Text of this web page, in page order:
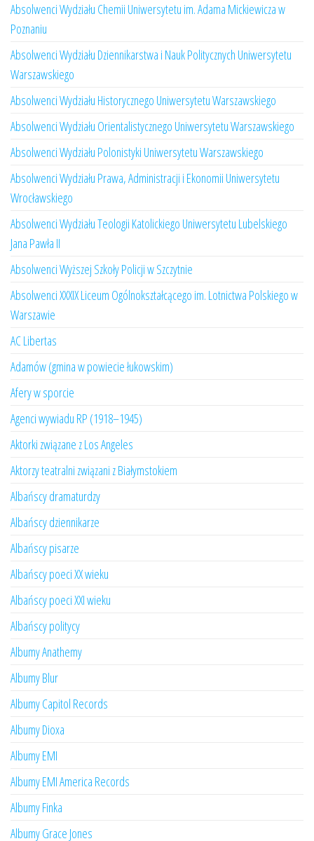
Absolwenci Wydziału Chemii Uniwersytetu im. Adama Mickiewicza w
Poznaniu
Absolwenci Wydziału Dziennikarstwa i Nauk Politycznych Uniwersytetu
Warszawskiego
Absolwenci Wydziału Historycznego Uniwersytetu Warszawskiego
Absolwenci Wydziału Orientalistycznego Uniwersytetu Warszawskiego
Absolwenci Wydziału Polonistyki Uniwersytetu Warszawskiego
Absolwenci Wydziału Prawa, Administracji i Ekonomii Uniwersytetu
Wrocławskiego
Absolwenci Wydziału Teologii Katolickiego Uniwersytetu Lubelskiego
Jana Pawła II
Absolwenci Wyższej Szkoły Policji w Szczytnie
Absolwenci XXXIX Liceum Ogólnokształcącego im. Lotnictwa Polskiego w
Warszawie
AC Libertas
Adamów (gmina w powiecie łukowskim)
Afery w sporcie
Agenci wywiadu RP (1918–1945)
Aktorki związane z Los Angeles
Aktorzy teatralni związani z Białymstokiem
Albańscy dramaturdzy
Albańscy dziennikarze
Albańscy pisarze
Albańscy poeci XX wieku
Albańscy poeci XXI wieku
Albańscy politycy
Albumy Anathemy
Albumy Blur
Albumy Capitol Records
Albumy Dioxa
Albumy EMI
Albumy EMI America Records
Albumy Finka
Albumy Grace Jones